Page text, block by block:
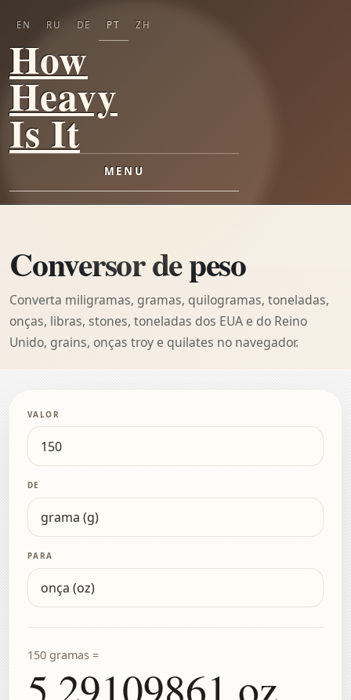
How
Heavy
Is It
MENU
EN RU DE PT ZH
Conversor de peso
Converta miligramas, gramas, quilogramas, toneladas,
onças, libras, stones, toneladas dos EUA e do Reino
Unido, grains, onças troy e quilates no navegador.
VALOR
DE
PARA
150 gramas =
5.29109861 oz